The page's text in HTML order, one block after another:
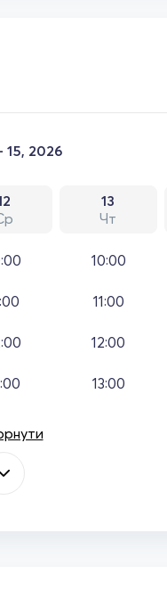
15, 2026
13
Чт
10:00
11:00
12:00
13:00